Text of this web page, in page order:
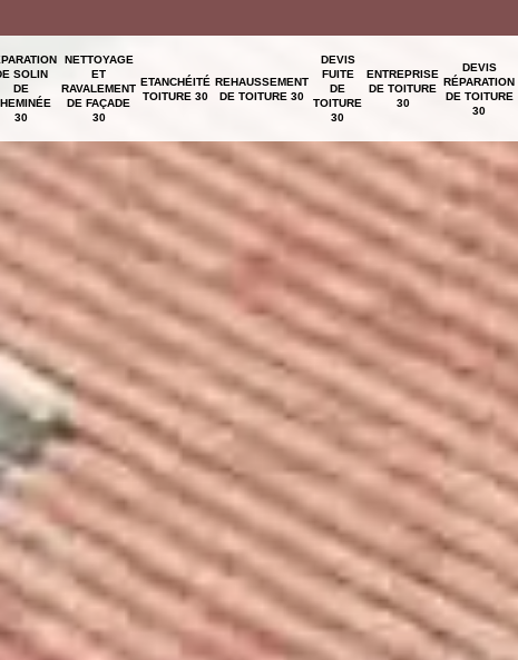
SOLIN
DE
30
NETTOYAGE
ET
RAVALEMENT
DE FAÇADE
30
ETANCHÉITÉ
TOITURE 30
REHAUSSEMENT
DE TOITURE 30
DEVIS
FUITE
DE
TOITURE
30
ENTREPRISE
DE TOITURE
30
DEVIS
RÉPARATION
DE TOITURE
30